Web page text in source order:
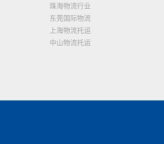
珠海物流行业
东莞国际物流
上海物流托运
中山物流托运